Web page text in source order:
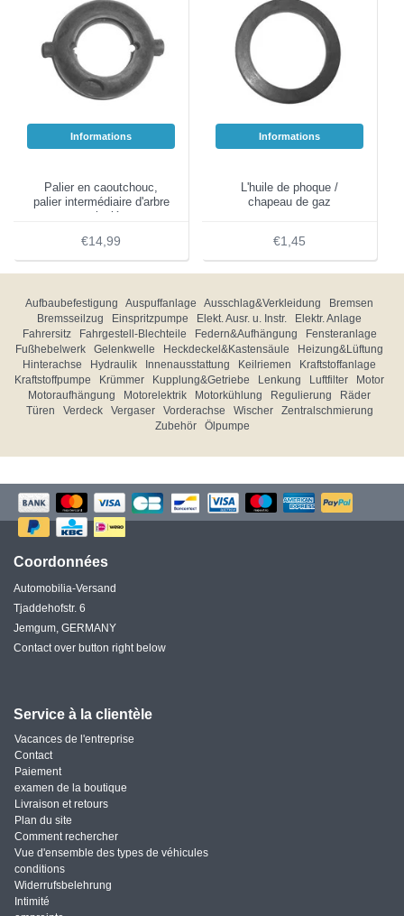
Informations
Palier en caoutchouc,
palier intermédiaire d'arbre
articulé
€14,99
Informations
L'huile de phoque /
chapeau de gaz
€1,45
Aufbaubefestigung Auspuffanlage Ausschlag&Verkleidung
Bremsen
Bremsseilzug
Einspritzpumpe Elekt. Ausr. u. Instr.
Elektr. Anlage
Fahrersitz
Fahrgestell-Blechteile Federn&Aufhängung
Fensteranlage
Fußhebelwerk
Gelenkwelle Heckdeckel&Kastensäule
Heizung&Lüftung
Hinterachse
Hydraulik Innenausstattung Keilriemen
Kraftstoffanlage
Kraftstoffpumpe
Krümmer Kupplung&Getriebe Lenkung Luftfilter
Motor
Motoraufhängung
Motorelektrik Motorkühlung Regulierung
Räder
Türen
Verdeck Vergaser Vorderachse Wischer
Zentralschmierung
Zubehör
Ölpumpe
Coordonnées
Automobilia-Versand
Tjaddehofstr. 6
Jemgum, GERMANY
Contact over button right below
Service à la clientèle
Vacances de l'entreprise
Contact
Paiement
examen de la boutique
Livraison et retours
Plan du site
Comment rechercher
Vue d'ensemble des types de véhicules
conditions
Widerrufsbelehrung
Intimité